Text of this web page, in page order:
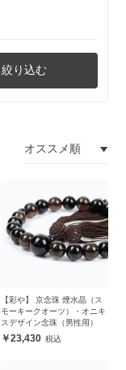
絞り込む
【彩や】 京念珠 煙水晶（ス
モーキークオーツ）・オニキ
スデザイン念珠（男性用）
23,430